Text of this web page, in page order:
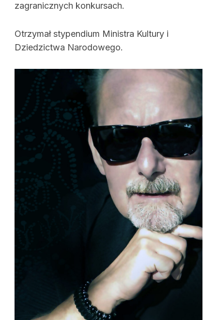
zagranicznych konkursach.
Otrzymał stypendium Ministra Kultury i
Dziedzictwa Narodowego.